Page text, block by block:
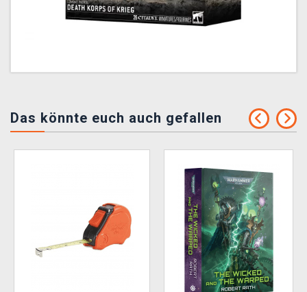
Das könnte euch auch gefallen